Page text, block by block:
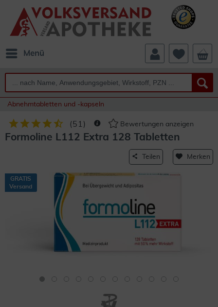
Menü
Abnehmtabletten und -kapseln
(51 ) Bewertungen anzeigen
Formoline L112 Extra 128 Tabletten
Teilen Merken
GRATIS
Versand